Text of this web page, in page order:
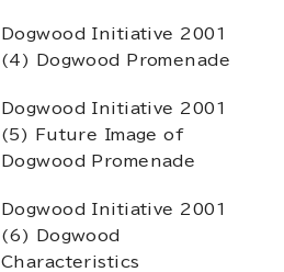
Dogwood Initiative 2001
(4) Dogwood Promenade
Dogwood Initiative 2001
(5) Future Image of
Dogwood Promenade
Dogwood Initiative 2001
(6) Dogwood
Characteristics